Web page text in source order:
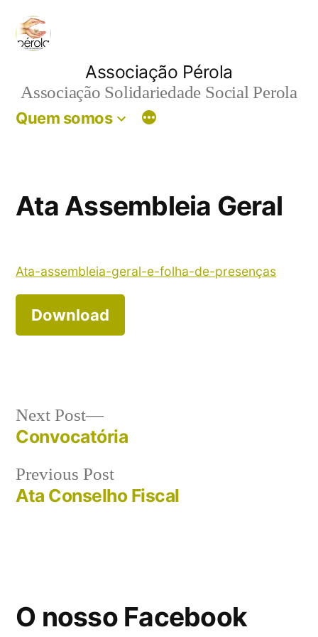
Associação Pérola
Associação Solidariedade Social Perola
Quem somos
Ata Assembleia Geral
Ata-assembleia-geral-e-folha-de-presenças
Download
Post
navigation
Previous PostPrevious
post:
Ata Conselho Fiscal
Next Post
Next
post:
Convocatória
O nosso Facebook